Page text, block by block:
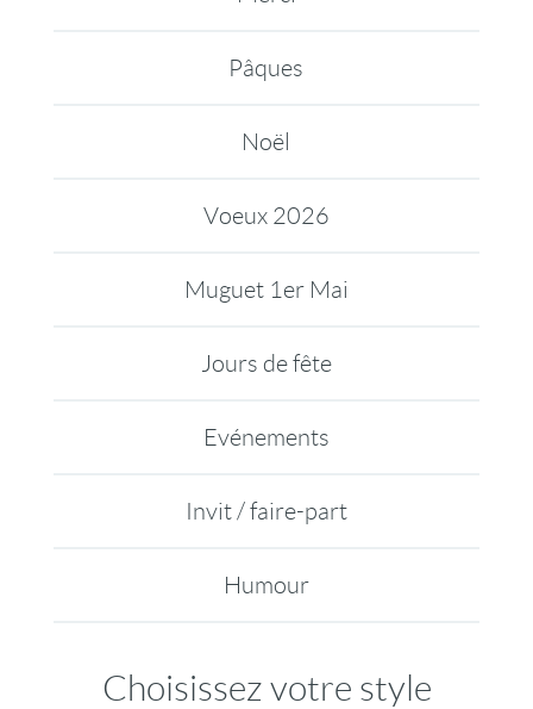
Pâques
Noël
Voeux 2026
Muguet 1er Mai
Jours de fête
Evénements
Invit / faire-part
Humour
Choisissez votre style